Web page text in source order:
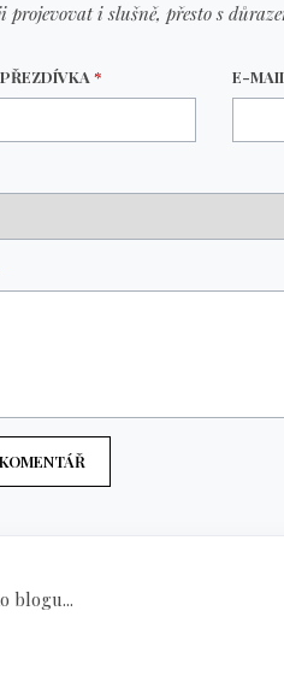
projevovat i slušně, přesto s
PŘEZDÍVKA* E-
blogu...